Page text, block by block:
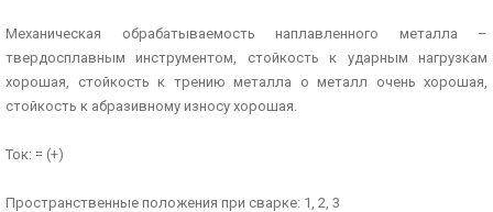
Механическая обрабатываемость наплавленного металла –
твердосплавным инструментом, стойкость к ударным нагрузкам
хорошая, стойкость к трению металла о металл очень хорошая,
стойкость к абразивному износу хорошая.
Ток: = (+)
Пространственные положения при сварке: 1, 2, 3